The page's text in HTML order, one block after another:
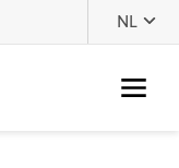
NL